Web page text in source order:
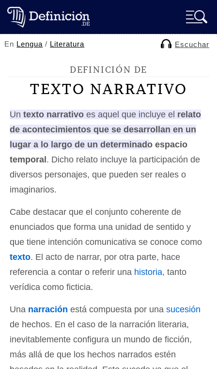
En Lengua / Literatura Escuchar
DEFINICIÓN DE
TEXTO NARRATIVO
Un texto narrativo es aquel que incluye el relato
de acontecimientos que se desarrollan en un
lugar a lo largo de un determinado espacio
temporal . Dicho relato incluye la participación de
diversos personajes, que pueden ser reales o
imaginarios.
Cabe destacar que el conjunto coherente de
enunciados que forma una unidad de sentido y
que tiene intención comunicativa se conoce como
texto. El acto de narrar, por otra parte, hace
referencia a contar o referir una historia, tanto
verídica como ficticia.
Una narración está compuesta por una sucesión
de hechos. En el caso de la narración literaria,
inevitablemente configura un mundo de ficción,
más allá de que los hechos narrados estén